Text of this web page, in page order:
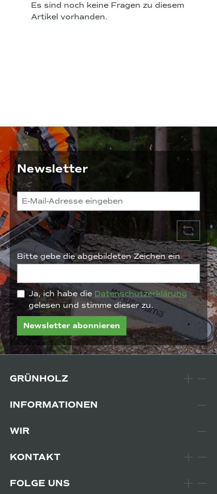
Es sind noch keine Fragen zu diesem
Artikel vorhanden.
Newsletter
Bitte gebe die abgebildeten Zeichen ein*
Ja, ich habe die Datenschutzerklärung
gelesen und stimme dieser zu.
Newsletter abonnieren
GRÜNHOLZ
INFORMATIONEN
WIR
KONTAKT
FOLGE UNS